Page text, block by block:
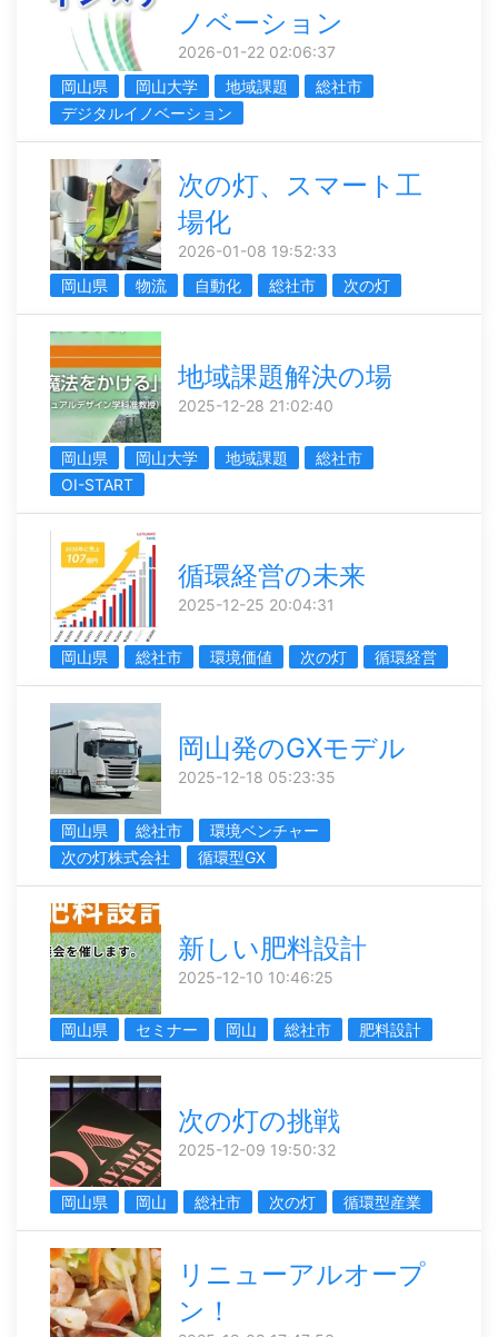
ノベーション
2026-01-22 02:06:37
岡山県
岡山大学 地域課題
総社市
デジタルイノベーション
次の灯、スマート工
場化
2026-01-08 19:52:33
岡山県
物流 自動化 総社市 次の灯
地域課題解決の場
2025-12-28 21:02:40
岡山県 岡山大学 地域課題
総社市
OI-START
循環経営の未来
2025-12-25 20:04:31
岡山県 総社市 環境価値 次の灯 循環経営
岡山発のGXモデル
2025-12-18 05:23:35
岡山県 総社市
環境ベンチャー
次の灯株式会社
循環型GX
新しい肥料設計
2025-12-10 10:46:25
岡山県 セミナー 岡山 総社市 肥料設計
次の灯の挑戦
2025-12-09 19:50:32
岡山県 岡山 総社市 次の灯 循環型産業
リニューアルオープ
ン！